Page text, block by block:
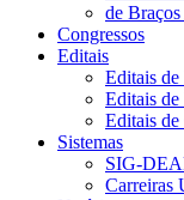
de
Congressos
Editais
Editais de
Editais de
Editais
Sistemas
SIG-
Carreiras